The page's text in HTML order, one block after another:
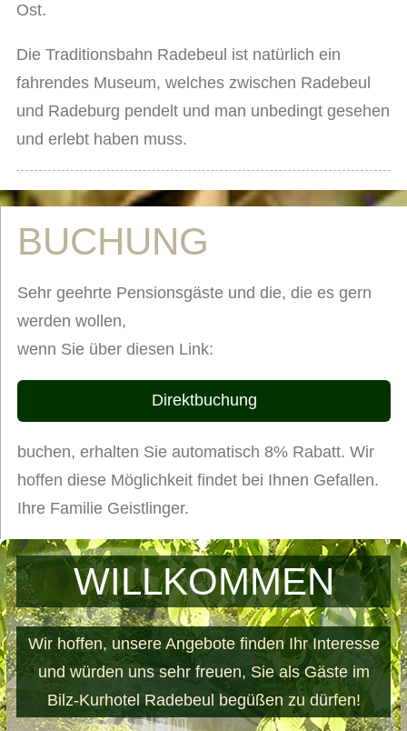
Ost.
Die Traditionsbahn Radebeul ist natürlich ein
fahrendes Museum, welches zwischen Radebeul
und Radeburg pendelt und man unbedingt gesehen
und erlebt haben muss.
BUCHUNG
Sehr geehrte Pensionsgäste und die, die es gern
werden wollen,
wenn Sie über diesen Link:
Direktbuchung
buchen, erhalten Sie automatisch 8% Rabatt. Wir
hoffen diese Möglichkeit findet bei Ihnen Gefallen.
Ihre Familie Geistlinger.
WILLKOMMEN
Wir hoffen, unsere Angebote finden Ihr Interesse
und würden uns sehr freuen, Sie als Gäste im
Bilz-Kurhotel Radebeul begüßen zu dürfen!